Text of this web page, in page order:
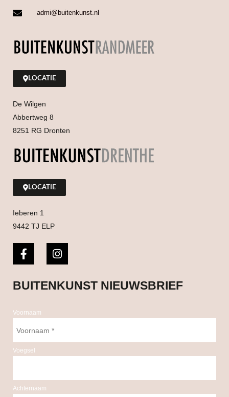
admi@buitenkunst.nl
LOCATIE
De Wilgen
Abbertweg 8
8251 RG Dronten
LOCATIE
Ieberen 1
9442 TJ ELP
BUITENKUNST NIEUWSBRIEF
Voornaam
Voegsel
Achternaam